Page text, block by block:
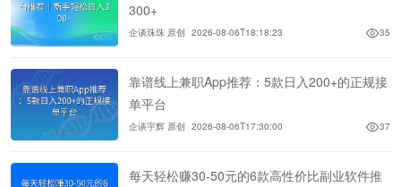
300+
企谈珠珠 原创 2026-08-06T18:18:23 35
靠谱线上兼职App推荐：5款日入200+的正规接
单平台
企谈宇辉 原创 2026-08-06T17:30:00 37
每天轻松赚30-50元的6款高性价比副业软件推